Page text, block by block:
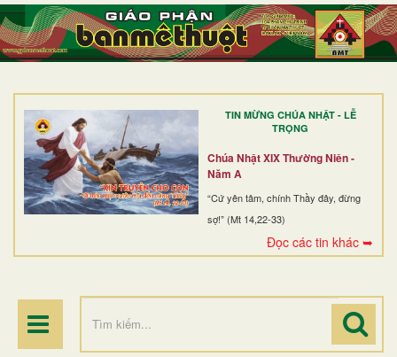
TIN MỪNG CHÚA NHẬT - LỄ
TRỌNG
Chúa Nhật XIX Thường Niên -
Năm A
“Cứ yên tâm, chính Thầy đây, đừng
sợ!” (Mt 14,22-33)
Đọc các tin khác ➥
TRANG NHẤT
GIỚI THIỆU
DÒNG TU
BAN MỤC VỤ
ĐOÀN THỂ CG
ĐIỂM HÀNH HƯƠNG